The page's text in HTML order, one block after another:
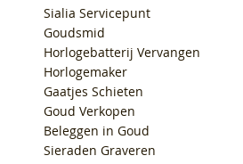
Sialia Servicepunt
Goudsmid
Horlogebatterij Vervangen
Horlogemaker
Gaatjes Schieten
Goud Verkopen
Beleggen in Goud
Sieraden Graveren